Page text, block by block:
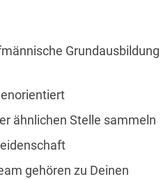
Grundausbildung
ähnlichen Stelle sammeln
gehören zu Deinen